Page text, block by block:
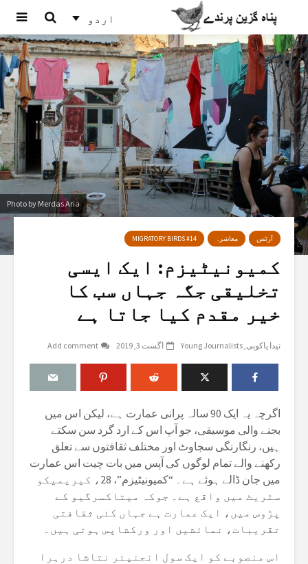
اردو
Photo by Merdas Aria
آرٹس معاشرہ MIGRATORY BIRDS #14
کمیونیٹیزم: ایک ایسی
تخلیقی جگہ جہاں سب کا
خیر مقدم کیا جاتا ہے
نیدا یاکوبی Young Journalists اگست 3, 2019 Add comment
اگرچہ یہ ایک 90 سالہ پرانی عمارت ہے، لیکن اس میں
بجنے والی موسیقی، جو آپ اس کے ارد گرد سن سکتے
ہیں، رنگارنگی سجاوٹ اور مختلف ثقافتوں سے تعلق
رکھنے والے تمام لوگوں کی آپس میں بات چیت اس عمارت
میں جان ڈالے ہوئے ہے۔ “کمیونیٹیزم”، 28، کیریمیکو
سٹریٹ میں واقع ہے۔ جوکہ میتاکسرگیو کے
پڑوس میں، ایک عمارت ہے جہاں کئی ثقافتی
تقریبات، نمائشیں اور ورکشاپس ہوتی ہیں۔
اس منصوبے کو ایک سول انجنیئر نتاشا درہرا